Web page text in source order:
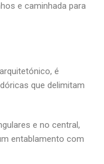
e caminhada para
é
que delimitam
e no central,
entablamento com